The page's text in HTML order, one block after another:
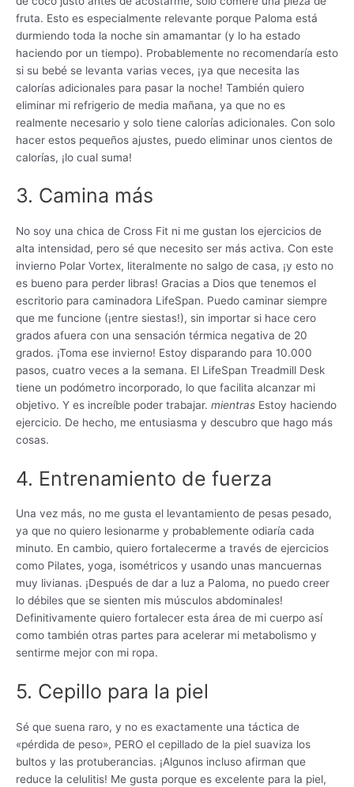
fruta. Esto es especialmente relevante porque Paloma está
durmiendo toda la noche sin amamantar (y lo ha estado
haciendo por un tiempo). Probablemente no recomendaría esto
si su bebé se levanta varias veces, ¡ya que necesita las
calorías adicionales para pasar la noche! También quiero
eliminar mi refrigerio de media mañana, ya que no es
realmente necesario y solo tiene calorías adicionales. Con solo
hacer estos pequeños ajustes, puedo eliminar unos cientos de
calorías, ¡lo cual suma!
3. Camina más
No soy una chica de Cross Fit ni me gustan los ejercicios de
alta intensidad, pero sé que necesito ser más activa. Con este
invierno Polar Vortex, literalmente no salgo de casa, ¡y esto no
es bueno para perder libras! Gracias a Dios que tenemos el
escritorio para caminadora LifeSpan. Puedo caminar siempre
que me funcione (¡entre siestas!), sin importar si hace cero
grados afuera con una sensación térmica negativa de 20
grados. ¡Toma ese invierno! Estoy disparando para 10.000
pasos, cuatro veces a la semana. El LifeSpan Treadmill Desk
tiene un podómetro incorporado, lo que facilita alcanzar mi
objetivo. Y es increíble poder trabajar. mientras Estoy haciendo
ejercicio. De hecho, me entusiasma y descubro que hago más
cosas.
4. Entrenamiento de fuerza
Una vez más, no me gusta el levantamiento de pesas pesado,
ya que no quiero lesionarme y probablemente odiaría cada
minuto. En cambio, quiero fortalecerme a través de ejercicios
como Pilates, yoga, isométricos y usando unas mancuernas
muy livianas. ¡Después de dar a luz a Paloma, no puedo creer
lo débiles que se sienten mis músculos abdominales!
Definitivamente quiero fortalecer esta área de mi cuerpo así
como también otras partes para acelerar mi metabolismo y
sentirme mejor con mi ropa.
5. Cepillo para la piel
Sé que suena raro, y no es exactamente una táctica de
«pérdida de peso», PERO el cepillado de la piel suaviza los
bultos y las protuberancias. ¡Algunos incluso afirman que
reduce la celulitis! Me gusta porque es excelente para la piel,